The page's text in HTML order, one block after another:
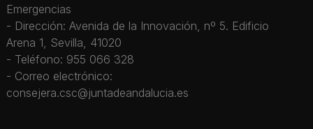
Emergencias
- Dirección: Avenida de la Innovación, nº 5. Edificio
Arena 1, Sevilla, 41020
- Teléfono: 955 066 328
- Correo electrónico:
consejera.csc@juntadeandalucia.es